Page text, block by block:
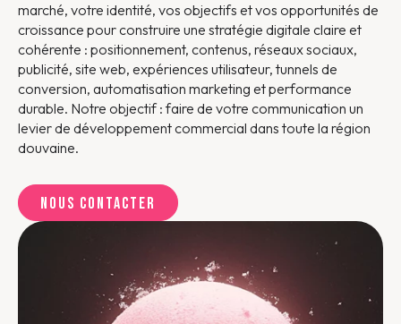
marché, votre identité, vos objectifs et vos opportunités de
croissance pour construire une stratégie digitale claire et
cohérente : positionnement, contenus, réseaux sociaux,
publicité, site web, expériences utilisateur, tunnels de
conversion, automatisation marketing et performance
durable. Notre objectif : faire de votre communication un
levier de développement commercial dans toute la région
douvaine.
Nous contacter